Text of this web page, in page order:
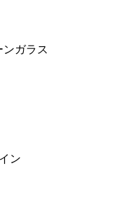
ンガラス
ン